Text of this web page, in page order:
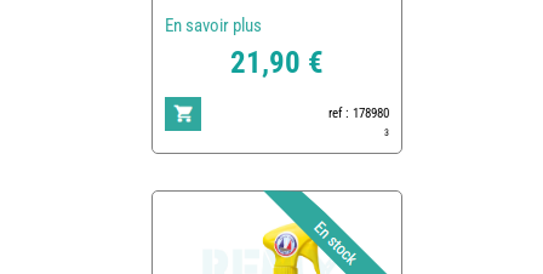
En savoir plus
21,90 €
ref : 178980
3